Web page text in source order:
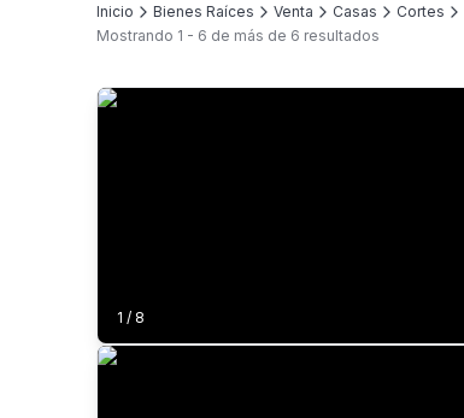
Inicio Bienes Raíces Venta Casas Cortes
Mostrando 1 - 6 de más de 6 resultados
1 / 8